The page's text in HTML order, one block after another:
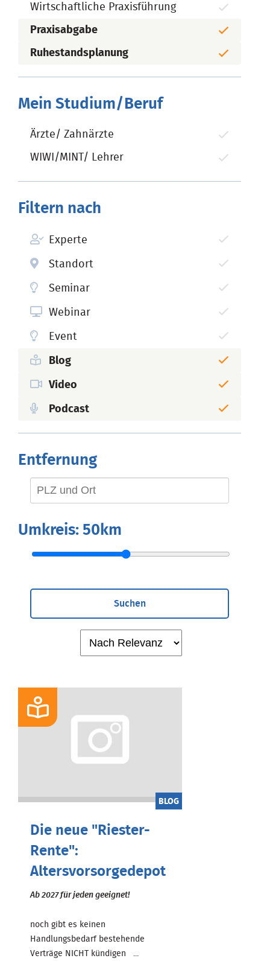
Wirtschaftliche Praxisführung
Praxisabgabe
Ruhestandsplanung
Mein Studium/Beruf
Ärzte/ Zahnärzte
WIWI/MINT/ Lehrer
Filtern nach
Experte
Standort
Seminar
Webinar
Event
Blog
Video
Podcast
Entfernung
Umkreis: 50km
Suchen
BLOG
Die neue "Riester-
Rente":
Altersvorsorgedepot
Ab 2027 für jeden geeignet!
noch gibt es keinen
Handlungsbedarf bestehende
Verträge NICHT kündigen ...